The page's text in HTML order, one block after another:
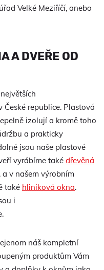
Velké Meziříčí, anebo
A DVEŘE OD
České republice. Plastová
izolují a kromě toho
a prakticky
jsou naše plastové
vyrábíme také dřevěná
, a v našem výrobním
také hliníková okna.
i
náš kompletní
produktům Vám